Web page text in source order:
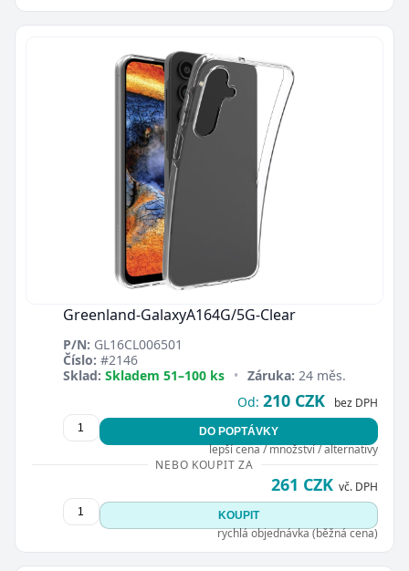
Greenland-GalaxyA164G/5G-Clear
P/N: GL16CL006501
Číslo: #2146
Sklad: Skladem 51–100 ks • Záruka: 24 měs.
Od: 210 CZK bez DPH
DO POPTÁVKY
lepší cena / množství / alternativy
NEBO KOUPIT ZA
261 CZK vč. DPH
KOUPIT
rychlá objednávka (běžná cena)